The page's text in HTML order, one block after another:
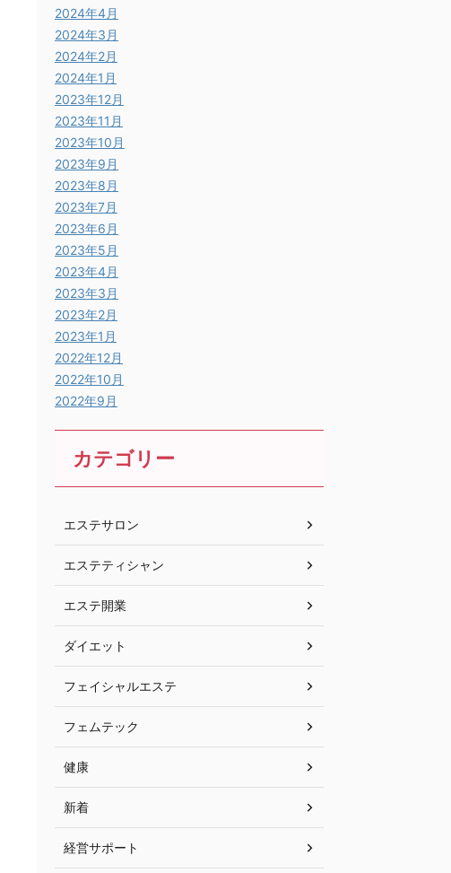
2024年4月
2024年3月
2024年2月
2024年1月
2023年12月
2023年11月
2023年10月
2023年9月
2023年8月
2023年7月
2023年6月
2023年5月
2023年4月
2023年3月
2023年2月
2023年1月
2022年12月
2022年10月
2022年9月
カテゴリー
エステサロン
エステティシャン
エステ開業
ダイエット
フェイシャルエステ
フェムテック
健康
新着
経営サポート